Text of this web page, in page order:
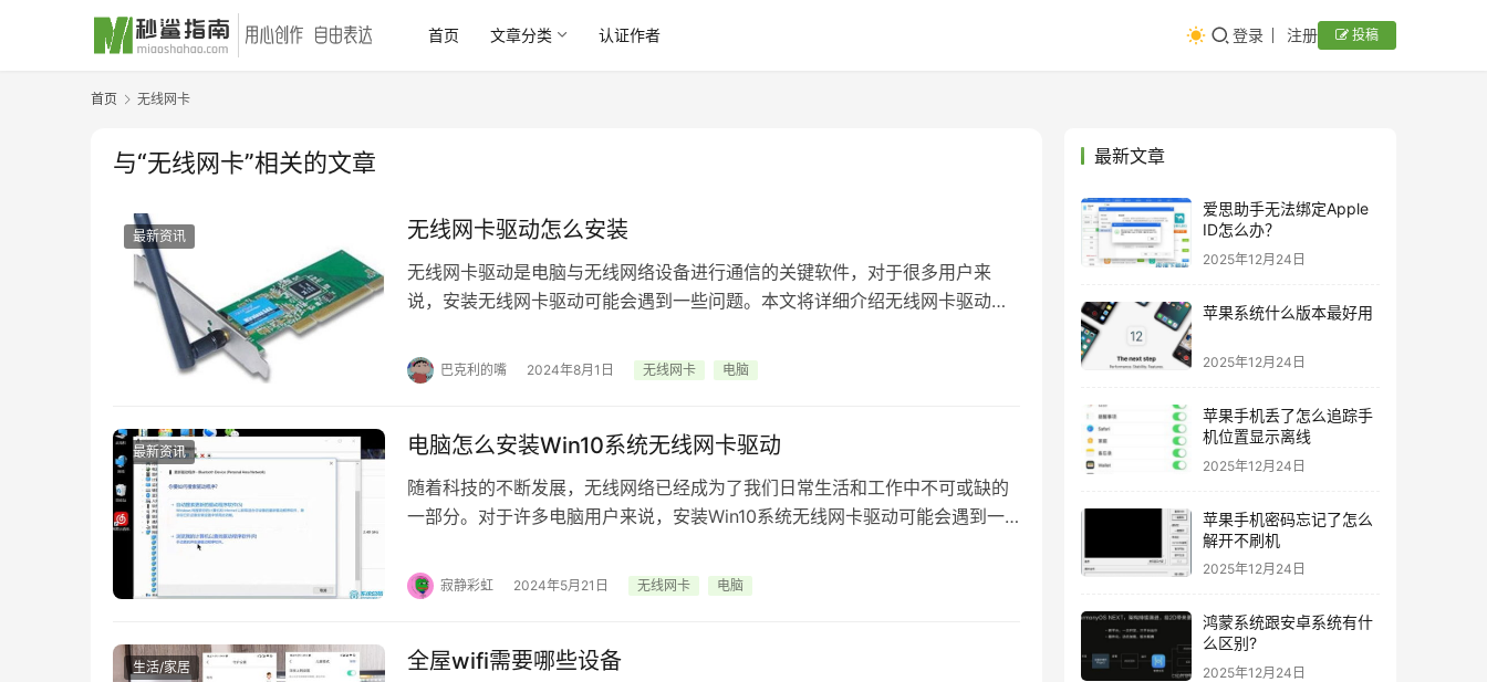
首页 文章分类 认证作者 登录 注册 投稿
首页 无线网卡
与“无线网卡”相关的文章
最新资讯 无线网卡驱动怎么安装
无线网卡驱动是电脑与无线网络设备进行通信的关键软件，对于很多用户来
说，安装无线网卡驱动可能会遇到一些问题。本文将详细介绍无线网卡驱动的
巴克利的嘴 2024年8月1日 无线网卡 电脑
最新资讯 电脑怎么安装Win10系统无线网卡驱动
随着科技的不断发展，无线网络已经成为了我们日常生活和工作中不可或缺的
一部分。对于许多电脑用户来说，安装Win10系统无线网卡驱动可能会遇到一
寂静彩虹 2024年5月21日 无线网卡 电脑
生活/家居 全屋wifi需要哪些设备
最新文章
爱思助手无法绑定Apple
ID怎么办？
2025年12月24日
苹果系统什么版本最好用
2025年12月24日
苹果手机丢了怎么追踪手
机位置显示离线
2025年12月24日
苹果手机密码忘记了怎么
解开不刷机
2025年12月24日
鸿蒙系统跟安卓系统有什
么区别?
2025年12月24日